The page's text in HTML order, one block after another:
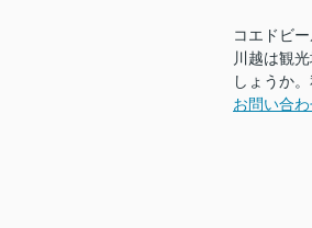
コエドビ
川越は観
しょうか
お問い合